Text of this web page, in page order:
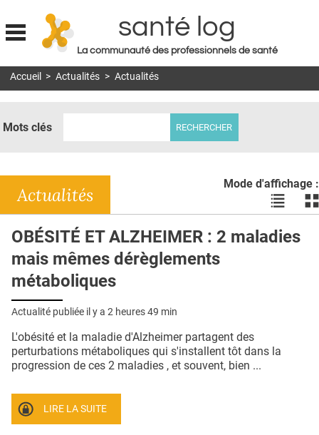
Jump to navigation
santé log
La communauté des professionnels de santé
MON COMPTE
DOSSIERS
RÉSEAUX
E-REVUE SAD
L'APP
PUBLICITÉ
CONTACT
Accueil > Actualités > Actualités
Mots clés
Mode d'affichage :
Voir
les
en
les
Actualités
OBÉSITÉ ET ALZHEIMER : 2 maladies
mais mêmes dérèglements
métaboliques
Actualité publiée il y a 2 heures 49 min
L'obésité et la maladie d'Alzheimer partagent des
perturbations métaboliques qui s'installent tôt dans la
progression de ces 2 maladies , et souvent, bien ...
LIRE LA SUITE